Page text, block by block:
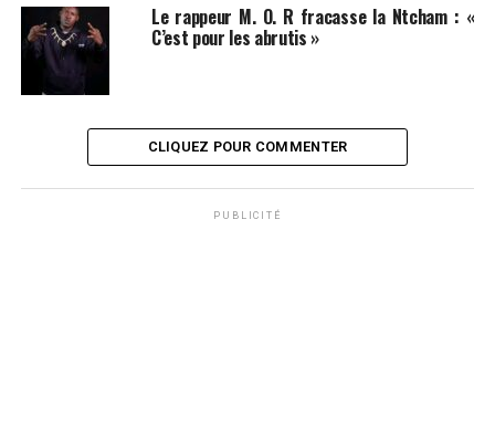
Le rappeur M. O. R fracasse la Ntcham : «
C’est pour les abrutis »
CLIQUEZ POUR COMMENTER
PUBLICITÉ